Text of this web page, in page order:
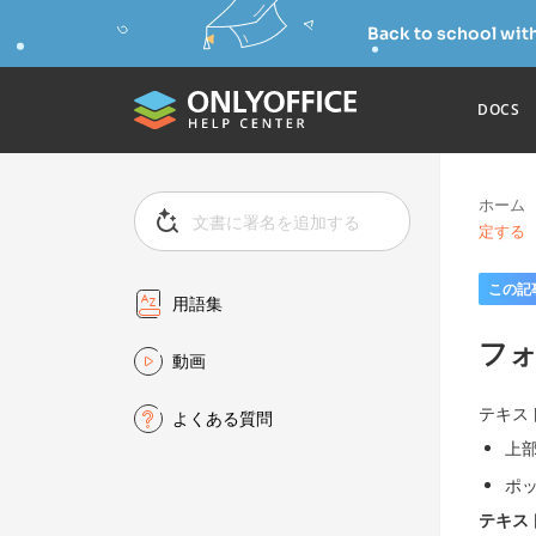
Back to school with
DOCS
用語集
動画
よくある質問
ホーム
定する
この
フ
テキス
上
ポ
テキス